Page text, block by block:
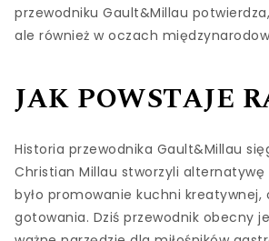
przewodniku Gault&Millau
ale również w oczach
JAK POWSTAJE
Historia przewodnika Gault&Millau
Christian Millau stworzyli
było promowanie kuchni
gotowania. Dziś przewodnik obecny